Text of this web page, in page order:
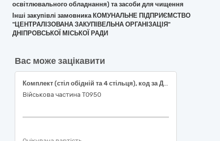
освітлювального обладнання) та засоби для чищення
Інші закупівлі замовника КОМУНАЛЬНЕ ПІДПРИЄМСТВО
"ЦЕНТРАЛІЗОВАНА ЗАКУПІВЕЛЬНА ОРГАНІЗАЦІЯ"
ДНІПРОВСЬКОЇ МІСЬКОЇ РАДИ
Вас може зацікавити
Комплект (стіл обідній та 4 стільця), код за ДК 021:2015: 39140000-5 Меблі для дому
Військова частина Т0950